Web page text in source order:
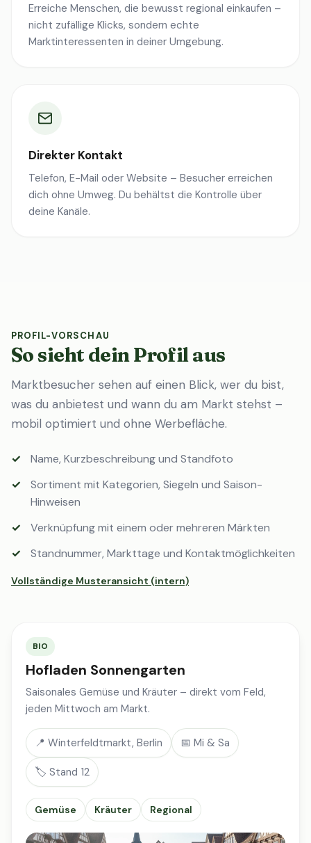
Erreiche Menschen, die bewusst regional einkaufen –
nicht zufällige Klicks, sondern echte
Marktinteressenten in deiner Umgebung.
Direkter Kontakt
Telefon, E-Mail oder Website – Besucher erreichen
dich ohne Umweg. Du behältst die Kontrolle über
deine Kanäle.
PROFIL-VORSCHAU
So sieht dein Profil aus
Marktbesucher sehen auf einen Blick, wer du bist,
was du anbietest und wann du am Markt stehst –
mobil optimiert und ohne Werbefläche.
Name, Kurzbeschreibung und Standfoto
Sortiment mit Kategorien, Siegeln und Saison-
Hinweisen
Verknüpfung mit einem oder mehreren Märkten
Standnummer, Markttage und Kontaktmöglichkeiten
Vollständige Musteransicht (intern)
BIO
Hofladen Sonnengarten
Saisonales Gemüse und Kräuter – direkt vom Feld,
jeden Mittwoch am Markt.
📍 Winterfeldtmarkt, Berlin 📅 Mi & Sa
🏷️ Stand 12
Gemüse Kräuter Regional